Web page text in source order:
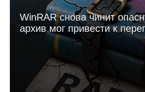
WinRAR снова чинит
архив мог привести к